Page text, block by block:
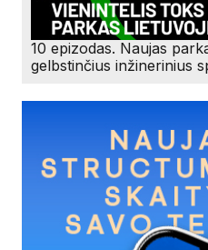
10 epizodas. Naujas
gelbstinčius inžinerinius